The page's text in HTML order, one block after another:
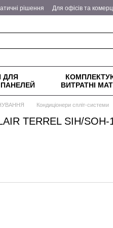
рішення
Для офісів та
ДЛЯ
ВИТРАТНІ
Кондиціонери спліт-системи
TERREL SIH/SOH-